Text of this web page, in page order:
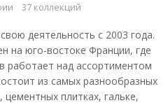
37 коллекций
деятельность с 2003 года.
на юго-востоке Франции, где
работает над ассортиментом
из самых разнообразных
плитках, гальке,